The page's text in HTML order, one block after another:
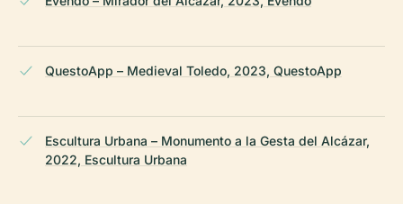
QuestoApp – Medieval Toledo, 2023, QuestoApp
Escultura Urbana – Monumento a la Gesta del Alcázar,
2022, Escultura Urbana